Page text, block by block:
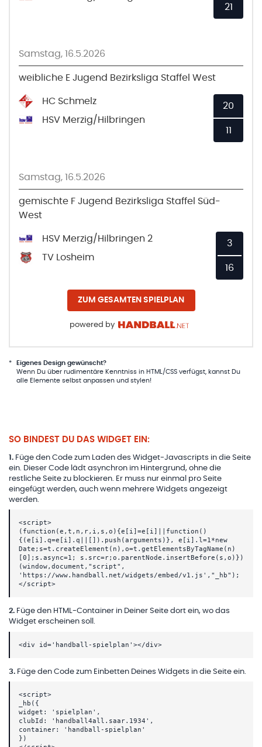
21
Samstag, 16.5.2026
weibliche E Jugend Bezirksliga Staffel West
HC Schmelz
HSV Merzig/Hilbringen
20
11
Samstag, 16.5.2026
gemischte F Jugend Bezirksliga Staffel Süd-
West
HSV Merzig/Hilbringen 2
TV Losheim
3
16
ZUM GESAMTEN SPIELPLAN
powered by
*
Eigenes Design gewünscht?
Wenn Du über rudimentäre Kenntniss in HTML/CSS verfügst, kannst Du
alle Elemente selbst anpassen und stylen!
SO BINDEST DU DAS WIDGET EIN:
1 . Füge den Code zum Laden des Widget-Javascripts in die Seite
ein. Dieser Code lädt asynchron im Hintergrund, ohne die
restliche Seite zu blockieren. Er muss nur einmal pro Seite
eingefügt werden, auch wenn mehrere Widgets angezeigt
werden.
<script>
(function(e,t,n,r,i,s,o){e[i]=e[i]||function()
{(e[i].q=e[i].q||[]).push(arguments)}, e[i].l=1*new
Date;s=t.createElement(n),o=t.getElementsByTagName(n)
[0];s.async=1; s.src=r;o.parentNode.insertBefore(s,o)})
(window,document,"script",
'https://www.handball.net/widgets/embed/v1.js',"_hb");
</script>
2. Füge den HTML-Container in Deiner Seite dort ein, wo das
Widget erscheinen soll.
<div id='handball-spielplan'></div>
3. Füge den Code zum Einbetten Deines Widgets in die Seite ein.
<script>
_hb({
widget: 'spielplan',
clubId: 'handball4all.saar.1934',
container: 'handball-spielplan'
})